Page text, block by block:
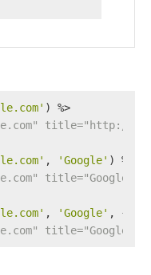
) %>
title="http://
, 'Google' ) %>
, 'Google' , {
title="Google"